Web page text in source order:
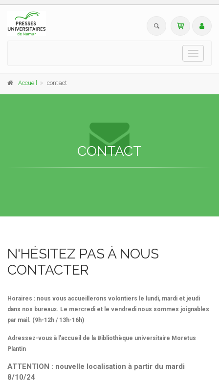
Toggle
Accueil contact
CONTACT
N'HÉSITEZ PAS À NOUS
CONTACTER
Horaires : nous vous accueillerons volontiers le lundi, mardi et jeudi
dans nos bureaux. Le mercredi et le vendredi nous sommes joignables
par mail. (9h-12h / 13h-16h)
Adressez-vous à l'accueil de la Bibliothèque universitaire Moretus
Plantin
ATTENTION : nouvelle localisation à partir du mardi
8/10/24